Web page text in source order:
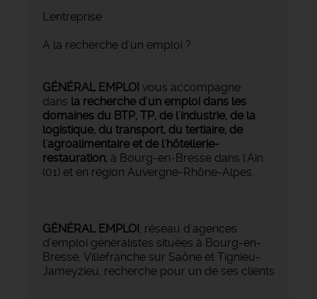
L'entreprise
A la recherche d'un emploi ?
GÉNÉRAL EMPLOI vous accompagne
dans la recherche d'un emploi dans les
domaines du BTP, TP, de l'industrie, de la
logistique, du transport, du tertiaire, de
l'agroalimentaire et de l'hôtellerie-
restauration, à Bourg-en-Bresse dans l'Ain
(01) et en région Auvergne-Rhône-Alpes.
GÉNÉRAL EMPLOI , réseau d'agences
d’emploi généralistes situées à Bourg-en-
Bresse, Villefranche sur Saône et Tignieu-
Jameyzieu, recherche pour un de ses clients
: